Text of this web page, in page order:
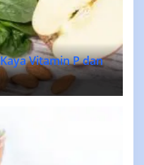
Vitamin P dan